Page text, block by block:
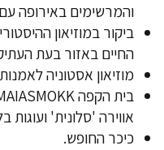
והמרשימים באירופה
החיים באזור בעת
מוזיאון אסטוניה
אווירה 'סלונית' ועוגות
כיכר החופש.